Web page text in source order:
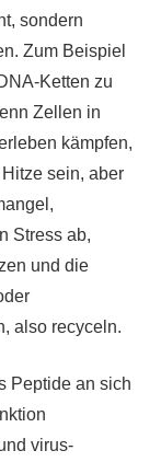
sondern
Zum Beispiel
Ketten zu
Zellen in
kämpfen,
sein, aber
Stress ab,
und die
also recyceln.
Peptide an sich
virus-